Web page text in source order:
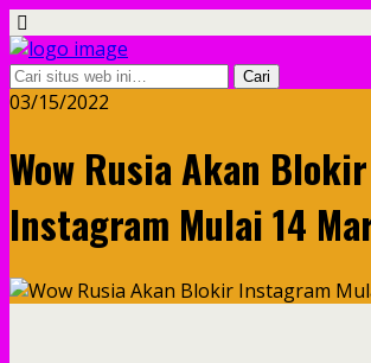
03/15/2022
Wow Rusia Akan Blokir
Instagram Mulai 14